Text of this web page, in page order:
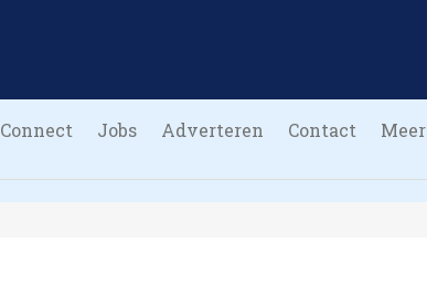
Connect Jobs Adverteren Contact Meer